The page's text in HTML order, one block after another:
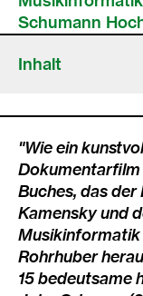
Schumann
Inhalt
"Wie ein
Dokumentarfilm
Buches, das
Kamensky und
Musikinformatik
Rohrhuber
15 bedeutsame